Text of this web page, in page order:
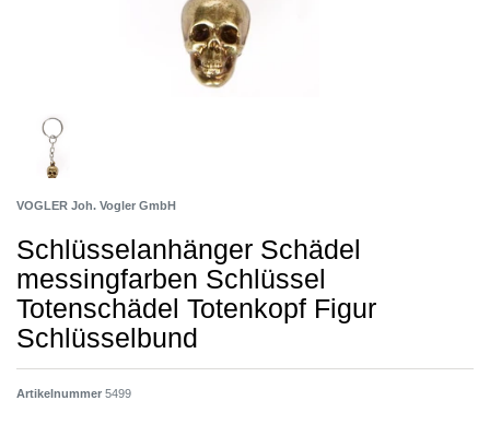
VOGLER Joh. Vogler GmbH
Schlüsselanhänger Schädel
messingfarben Schlüssel
Totenschädel Totenkopf Figur
Schlüsselbund
Artikelnummer 5499